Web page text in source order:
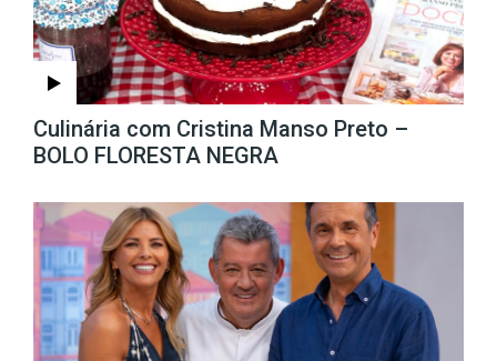
Culinária com Cristina Manso Preto –
BOLO FLORESTA NEGRA